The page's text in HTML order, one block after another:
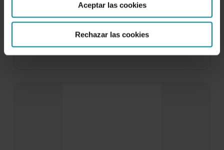
Aceptar las cookies
Rechazar las cookies
La campaña hortofrutícola 2001/2002 confirma
el proceso de maduración de la agricultura
almeriense, tanto por…